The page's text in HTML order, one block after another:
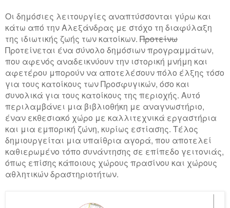
Οι δημόσιες λειτουργίες αναπτύσσονται γύρω και
κάτω από την Αλεξάνδρας με στόχο τη διαφύλαξη
της ιδιωτικής ζωής των κατοίκων. Προτείνω
Προτείνεται ένα σύνολο δημόσιων προγραμμάτων,
που αφενός αναδεικνύουν την ιστορική μνήμη και
αφετέρου μπορούν να αποτελέσουν πόλο έλξης τόσο
για τους κατοίκους των Προσφυγικών, όσο και
συνολικά για τους κατοίκους της περιοχής. Αυτό
περιλαμβάνει μια βιβλιοθήκη με αναγνωστήριο,
έναν εκθεσιακό χώρο με καλλιτεχνικά εργαστήρια
και μια εμπορική ζώνη, κυρίως εστίασης. Τέλος
δημιουργείται μια υπαίθρια αγορά, που αποτελεί
καθιερωμένο τόπο συνάντησης σε επίπεδο γειτονιάς,
όπως επίσης κάποιους χώρους πρασίνου και χώρους
αθλητικών δραστηριοτήτων.